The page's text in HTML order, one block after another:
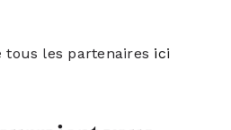
tous les partenaires ici